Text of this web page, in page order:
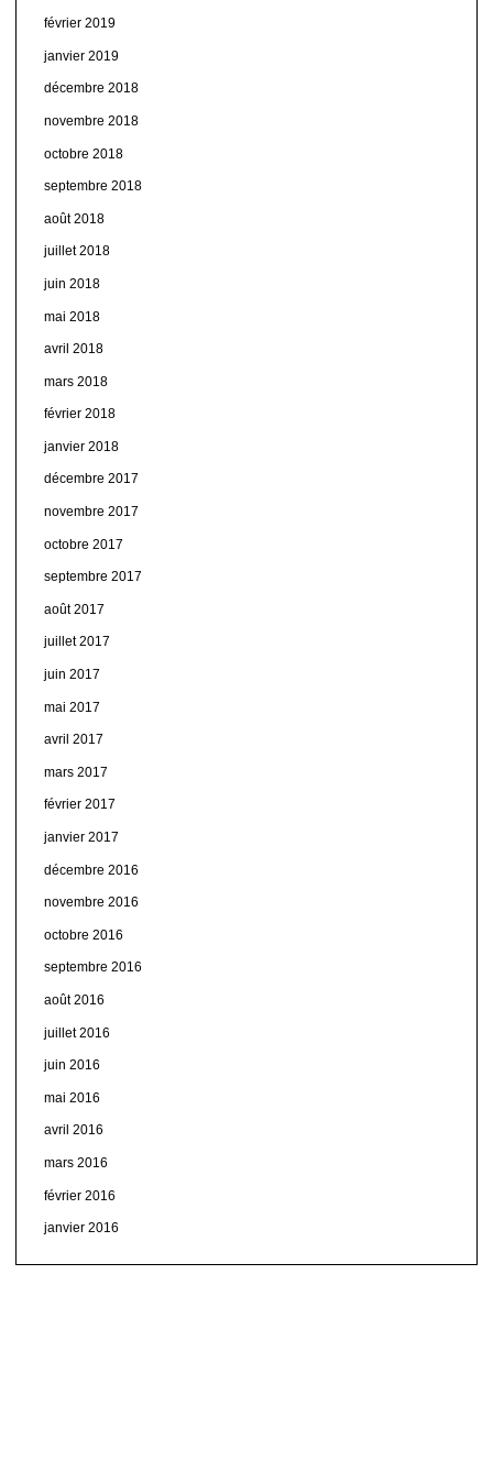
février 2019
janvier 2019
décembre 2018
novembre 2018
octobre 2018
septembre 2018
août 2018
juillet 2018
juin 2018
mai 2018
avril 2018
mars 2018
février 2018
janvier 2018
décembre 2017
novembre 2017
octobre 2017
septembre 2017
août 2017
juillet 2017
juin 2017
mai 2017
avril 2017
mars 2017
février 2017
janvier 2017
décembre 2016
novembre 2016
octobre 2016
septembre 2016
août 2016
juillet 2016
juin 2016
mai 2016
avril 2016
mars 2016
février 2016
janvier 2016